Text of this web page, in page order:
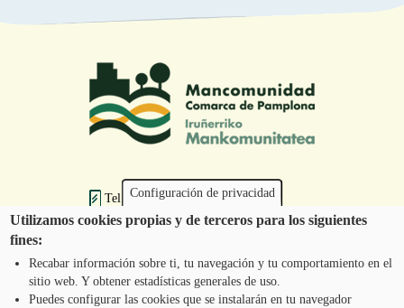
Tel.: 948 203 444
atencion@mancoeduca.com
Iruñerriko Mankomunitatearen Ingurumen
Heziketarako Eskola Programa
Configuración de privacidad
Utilizamos cookies propias y de terceros para los siguientes
fines:
Recabar información sobre ti, tu navegación y tu comportamiento en el
sitio web. Y obtener estadísticas generales de uso.
Puedes configurar las cookies que se instalarán en tu navegador